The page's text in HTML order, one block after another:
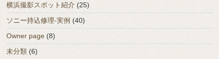
横浜撮影スポット紹介 (25)
ソニー持込修理-実例(40)
Owner page (8)
未分類 (6)